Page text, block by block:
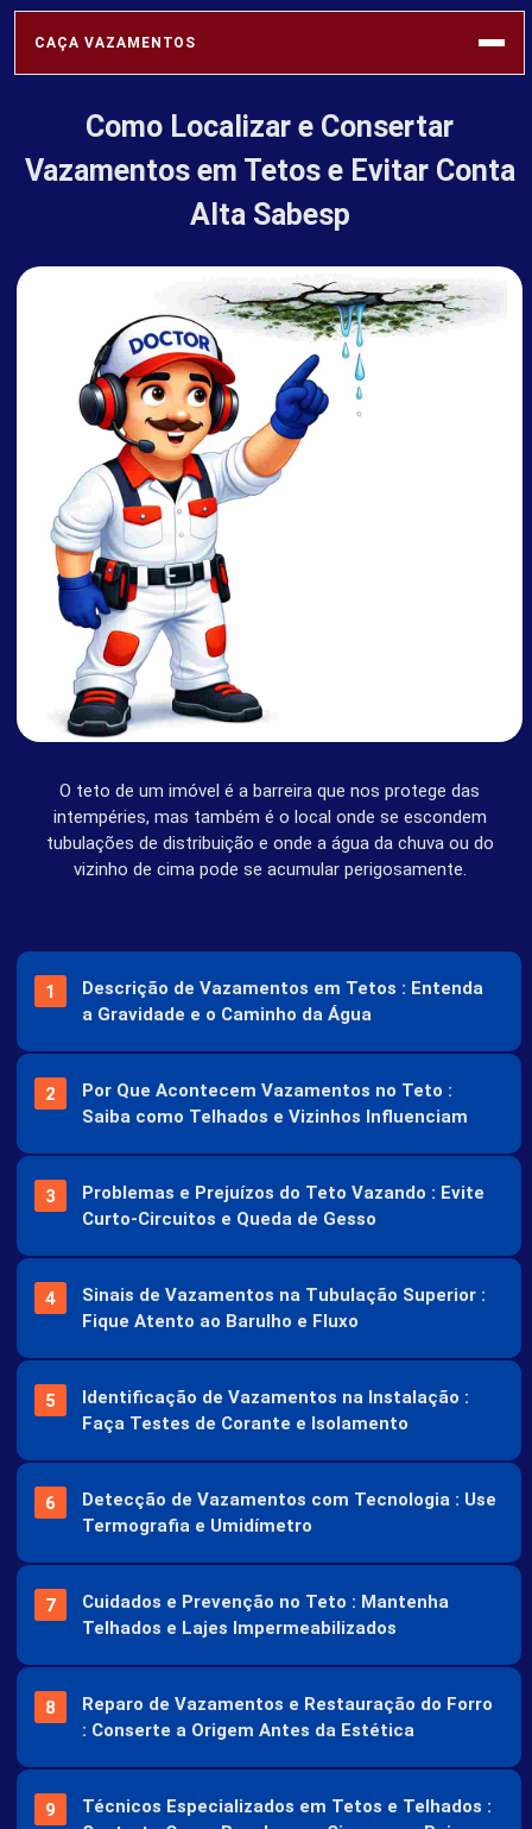
CAÇA VAZAMENTOS
SABESP
REDE HIDRÁULICA
SOLUÇÕES
PROFISSIONAIS
REGIÕES
SOBRE
SOCIAIS
Como Localizar e Consertar
Vazamentos em Tetos e Evitar Conta
Alta Sabesp
O teto de um imóvel é a barreira que nos protege das
intempéries, mas também é o local onde se escondem
tubulações de distribuição e onde a água da chuva ou do
vizinho de cima pode se acumular perigosamente.
Descrição de Vazamentos em Tetos : Entenda
a Gravidade e o Caminho da Água
Por Que Acontecem Vazamentos no Teto :
Saiba como Telhados e Vizinhos Influenciam
Problemas e Prejuízos do Teto Vazando : Evite
Curto-Circuitos e Queda de Gesso
Sinais de Vazamentos na Tubulação Superior :
Fique Atento ao Barulho e Fluxo
Identificação de Vazamentos na Instalação :
Faça Testes de Corante e Isolamento
Detecção de Vazamentos com Tecnologia : Use
Termografia e Umidímetro
Cuidados e Prevenção no Teto : Mantenha
Telhados e Lajes Impermeabilizados
Reparo de Vazamentos e Restauração do Forro
: Conserte a Origem Antes da Estética
Técnicos Especializados em Tetos e Telhados :